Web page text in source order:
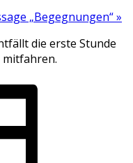
„Begegnungen“»
die erste Stunde
mitfahren.